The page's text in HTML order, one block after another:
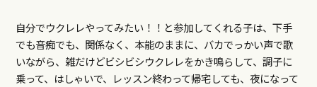
自分でウクレレやってみたい！！と参加してくれる子は、下手
でも音痴でも、関係なく、本能のままに、バカでっかい声で歌
いながら、雑だけどビシビシウクレレをかき鳴らして、調子に
乗って、はしゃいで、レッスン終わって帰宅しても、夜になって